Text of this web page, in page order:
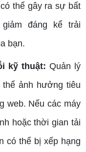
thể gây ra sự bất
đáng kể trải
bạn.
kỹ thuật: Quản lý
thể ảnh hưởng tiêu
web. Nếu các máy
hoặc thời gian tải
có thể bị xếp hạng